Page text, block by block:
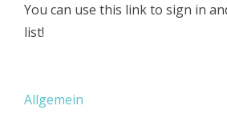
You can use this link to sign in
list!
Allgemein